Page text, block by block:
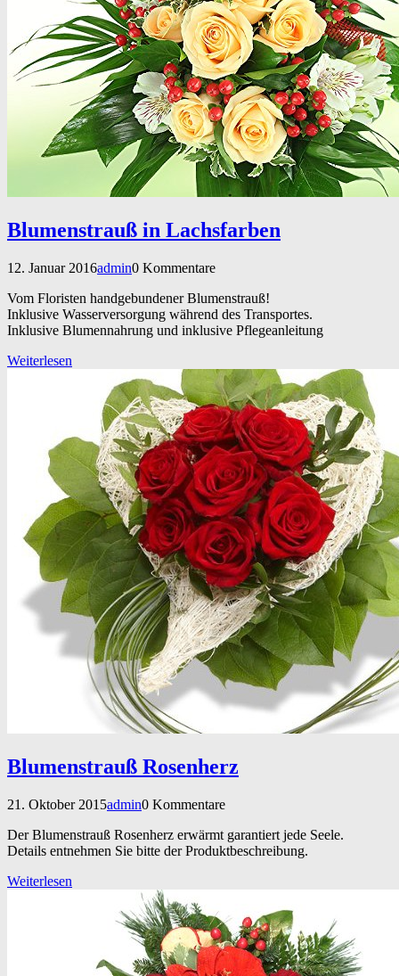
Blumenstrauß in Lachsfarben
12. Januar 2016admin0 Kommentare
Vom Floristen handgebundener Blumenstrauß!
Inklusive Wasserversorgung während des Transportes.
Inklusive Blumennahrung und inklusive Pflegeanleitung
Weiterlesen
Blumenstrauß Rosenherz
21. Oktober 2015admin0 Kommentare
Der Blumenstrauß Rosenherz erwärmt garantiert jede Seele.
Details entnehmen Sie bitte der Produktbeschreibung.
Weiterlesen